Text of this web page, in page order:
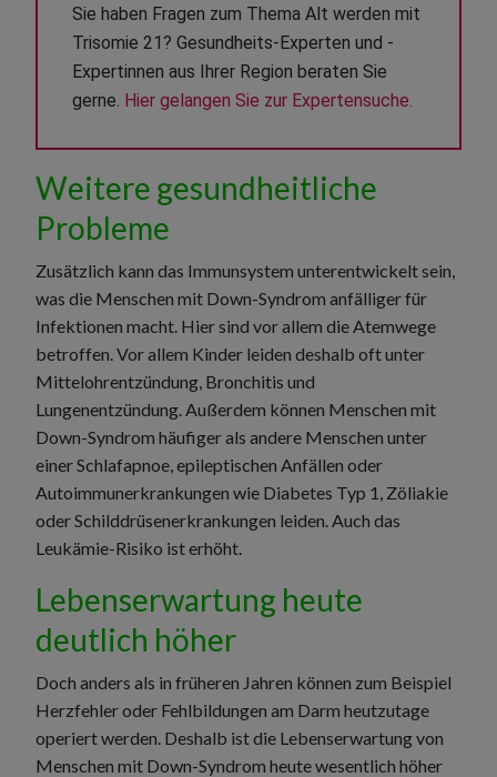
Sie haben Fragen zum Thema Alt werden mit
Trisomie 21? Gesundheits-Experten und -
Expertinnen aus Ihrer Region beraten Sie
gerne. Hier gelangen Sie zur Expertensuche.
Weitere gesundheitliche
Probleme
Zusätzlich kann das Immunsystem unterentwickelt sein,
was die Menschen mit Down-Syndrom anfälliger für
Infektionen macht. Hier sind vor allem die Atemwege
betroffen. Vor allem Kinder leiden deshalb oft unter
Mittelohrentzündung, Bronchitis und
Lungenentzündung. Außerdem können Menschen mit
Down-Syndrom häufiger als andere Menschen unter
einer Schlafapnoe, epileptischen Anfällen oder
Autoimmunerkrankungen wie Diabetes Typ 1, Zöliakie
oder Schilddrüsenerkrankungen leiden. Auch das
Leukämie-Risiko ist erhöht.
Lebenserwartung heute
deutlich höher
Doch anders als in früheren Jahren können zum Beispiel
Herzfehler oder Fehlbildungen am Darm heutzutage
operiert werden. Deshalb ist die Lebenserwartung von
Menschen mit Down-Syndrom heute wesentlich höher